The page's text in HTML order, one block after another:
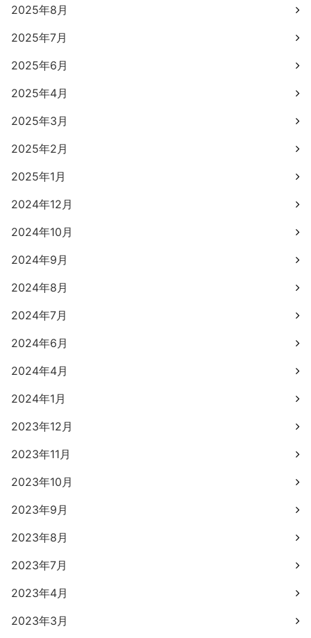
2025年8月
2025年7月
2025年6月
2025年4月
2025年3月
2025年2月
2025年1月
2024年12月
2024年10月
2024年9月
2024年8月
2024年7月
2024年6月
2024年4月
2024年1月
2023年12月
2023年11月
2023年10月
2023年9月
2023年8月
2023年7月
2023年4月
2023年3月